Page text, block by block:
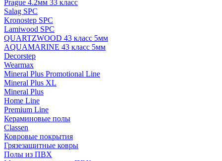
Prague 4.2мм 33 класс
Salag SPC
Kronostep SPC
Lamiwood SPC
QUARTZWOOD 43 класс 5мм
AQUAMARINE 43 класс 5мм
Decorstep
Wearmax
Mineral Plus Promotional Line
Mineral Plus XL
Mineral Plus
Home Line
Premium Line
Кераминовые полы
Classen
Ковровые покрытия
Грязезащитные ковры
Полы из ПВХ